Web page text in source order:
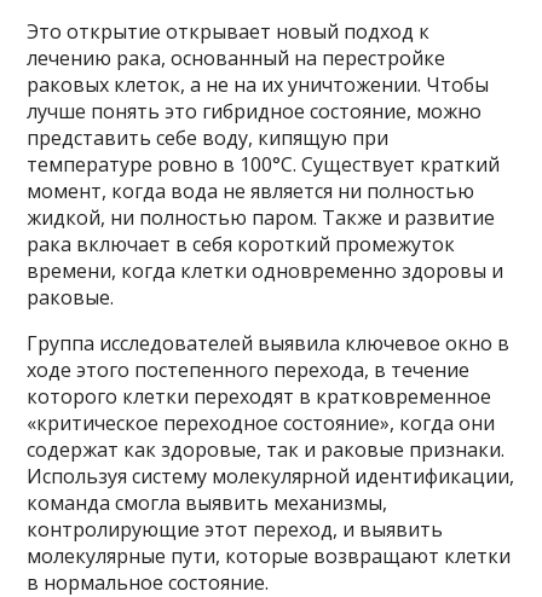
Это открытие открывает новый подход к
лечению рака, основанный на перестройке
раковых клеток, а не на их уничтожении. Чтобы
лучше понять это гибридное состояние, можно
представить себе воду, кипящую при
температуре ровно в 100°C. Существует краткий
момент, когда вода не является ни полностью
жидкой, ни полностью паром. Также и развитие
рака включает в себя короткий промежуток
времени, когда клетки одновременно здоровы и
раковые.
Группа исследователей выявила ключевое окно в
ходе этого постепенного перехода, в течение
которого клетки переходят в кратковременное
«критическое переходное состояние», когда они
содержат как здоровые, так и раковые признаки.
Используя систему молекулярной идентификации,
команда смогла выявить механизмы,
контролирующие этот переход, и выявить
молекулярные пути, которые возвращают клетки
в нормальное состояние.